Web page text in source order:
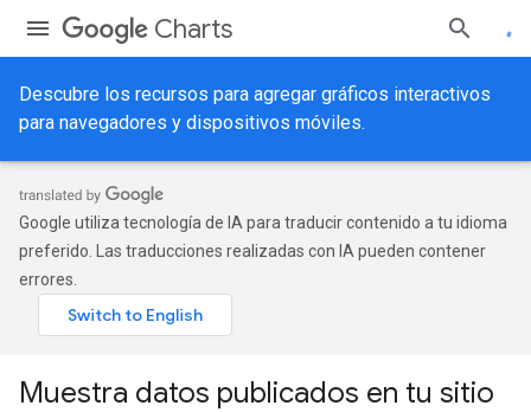
Charts
Descubre los recursos para agregar gráficos interactivos
para navegadores y dispositivos móviles.
Google utiliza tecnología de IA para traducir contenido a tu idioma
preferido. Las traducciones realizadas con IA pueden contener
errores.
Muestra datos publicados en tu sitio